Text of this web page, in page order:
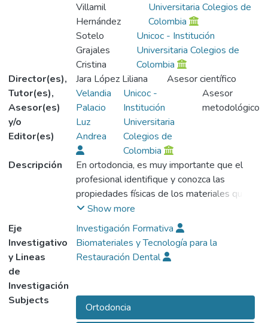
Villamil
Hernández
Universitaria Colegios de
Colombia
Sotelo
Grajales
Cristina
Unicoc - Institución
Universitaria Colegios de
Colombia
Director(es),
Tutor(es),
Asesor(es)
y/o
Editor(es)
Jara López Liliana
Asesor científico
Velandia
Palacio
Luz
Andrea
Unicoc -
Institución
Universitaria
Colegios de
Colombia
Asesor
metodológico
Descripción
En ortodoncia, es muy importante que el
profesional identifique y conozca las
propiedades físicas de los materiales que
se usan en la práctica clínica, en especial, los
alambres que se utilizan para realizar los
movimientos, de esto depende el éxito del
tratamiento; reduciendo al mínimo las
secuelas indeseadas. Estudios y análisis de
las casas comerciales, mejoran y corrigen
alteraciones que afectan las propiedades de
Show more
Eje
Investigativo
y Lineas
de
Investigación
Investigación Formativa
Biomateriales y Tecnología para la
Restauración Dental
Subjects
Ortodoncia